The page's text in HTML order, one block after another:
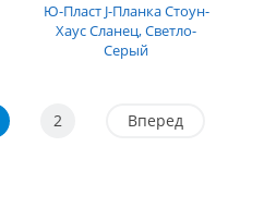
Ю-Пласт J-Планка Стоун-
Хаус Сланец, Светло-
Серый
2 Вперед